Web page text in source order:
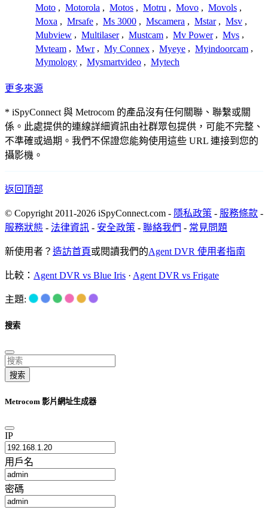
Moto , Motorola , Motos , Motru , Movo , Movols ,
Moxa , Mrsafe , Ms 3000 , Mscamera , Mstar , Msv ,
Mubview , Multilaser , Mustcam , Mv Power , Mvs ,
Mvteam , Mwr , My Connex , Myeye , Myindoorcam ,
Mymology , Mysmartvideo , Mytech
更多來源
* iSpyConnect 與 Metrocom 的產品沒有任何關聯、聯繫或關
係。此處提供的連線詳細資訊由社群眾包提供，可能不完整、
不準確或過期。我們不保證您能夠使用這些 URL 連接到您的
攝影機。
返回頂部
© Copyright 2011-2026 iSpyConnect.com - 隱私政策 - 服務條款 -
服務狀態 - 法律資訊 - 安全政策 - 聯絡我們 - 常見問題
新使用者？ 造訪首頁或閱讀我們的Agent DVR 使用者指南
比較： Agent DVR vs Blue Iris · Agent DVR vs Frigate
主題:
搜索
搜索
Metrocom 影片網址生成器
IP
用戶名
密碼